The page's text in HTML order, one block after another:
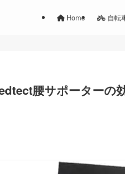
Home 自転
腰サポーターの